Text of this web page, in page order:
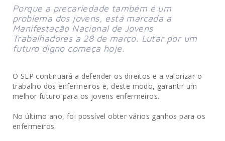
Porque a precariedade também é um
problema dos jovens, está marcada a
Manifestação Nacional de Jovens
Trabalhadores a 28 de março. Lutar por um
futuro digno começa hoje.
O SEP continuará a defender os direitos e a valorizar o
trabalho dos enfermeiros e, deste modo, garantir um
melhor futuro para os jovens enfermeiros.
No último ano, foi possível obter vários ganhos para os
enfermeiros: